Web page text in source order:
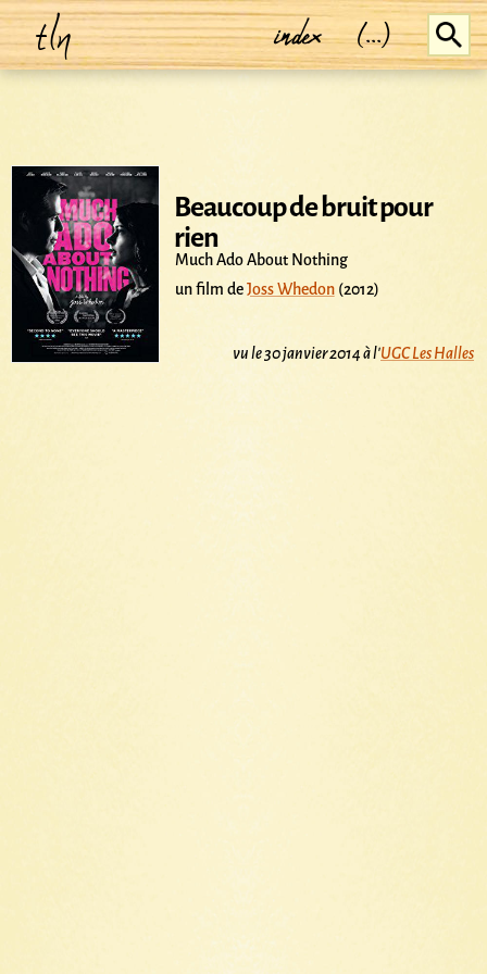
tln index (...)
Beaucoup de bruit pour
rien
Much Ado About Nothing
un film deJoss Whedon(2012)
vu le 30 janvier 2014 à l'UGC Les Halles